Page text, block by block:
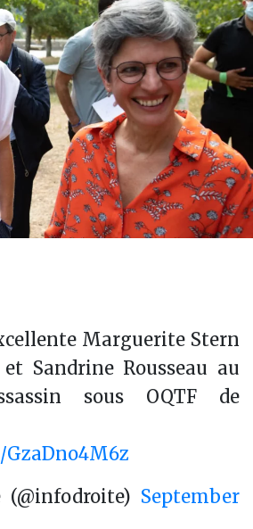
Marguerite Stern
Sandrine Rousseau au
sous OQTF de
September